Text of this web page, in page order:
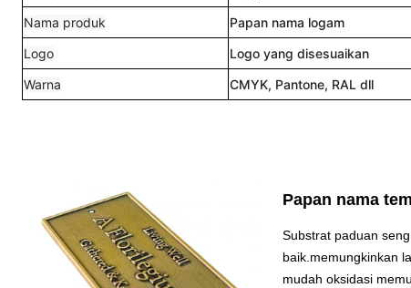
Nama produk
Papan nama logam
Logo
Logo yang disesuaikan
Warna
CMYK, Pantone, RAL dll
Papan nama
Substrat paduan
baik.memungkinkan
mudah oksidasi